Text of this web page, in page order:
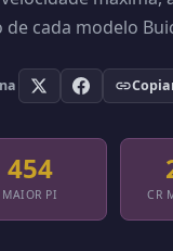
cada modelo
454
MAIOR PI CR